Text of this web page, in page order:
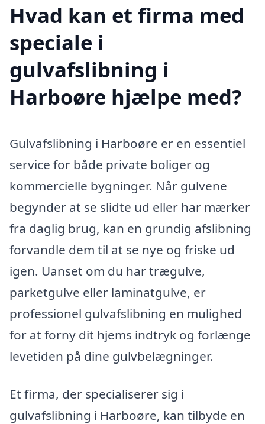
Hvad kan et firma med
speciale i
gulvafslibning i
Harboøre hjælpe med?
Gulvafslibning i Harboøre er en essentiel
service for både private boliger og
kommercielle bygninger. Når gulvene
begynder at se slidte ud eller har mærker
fra daglig brug, kan en grundig afslibning
forvandle dem til at se nye og friske ud
igen. Uanset om du har trægulve,
parketgulve eller laminatgulve, er
professionel gulvafslibning en mulighed
for at forny dit hjems indtryk og forlænge
levetiden på dine gulvbelægninger.
Et firma, der specialiserer sig i
gulvafslibning i Harboøre, kan tilbyde en